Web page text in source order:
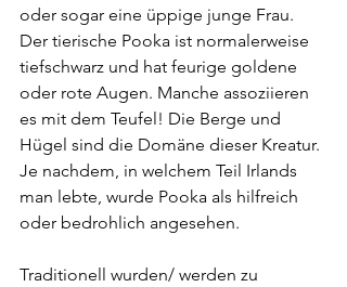
oder sogar eine üppige junge Frau.
Der tierische Pooka ist normalerweise
tiefschwarz und hat feurige goldene
oder rote Augen. Manche assoziieren
es mit dem Teufel! Die Berge und
Hügel sind die Domäne dieser Kreatur.
Je nachdem, in welchem Teil Irlands
man lebte, wurde Pooka als hilfreich
oder bedrohlich angesehen.
Traditionell wurden/ werden zu